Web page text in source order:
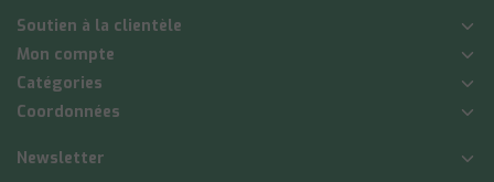
Soutien à la clientèle
Mon compte
Catégories
Coordonnées
Newsletter